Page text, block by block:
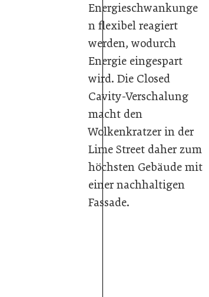
Energieschwankunge
n flexibel reagiert
werden, wodurch
Energie eingespart
wird. Die Closed
Cavity-Verschalung
macht den
Wolkenkratzer in der
Lime Street daher zum
höchsten Gebäude mit
einer nachhaltigen
Fassade.